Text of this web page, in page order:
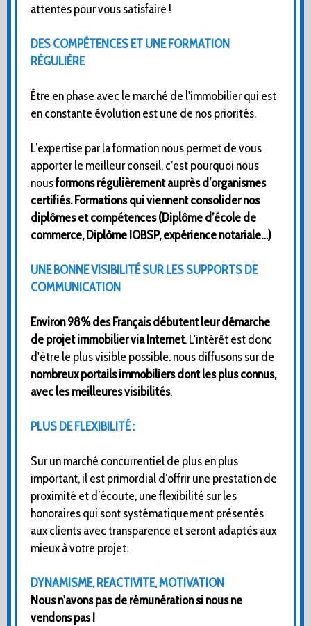
attentes pour vous satisfaire !
DES COMPÉTENCES ET UNE FORMATION
RÉGULIÈRE
Être en phase avec le marché de l'immobilier qui est
en constante évolution est une de nos priorités.
L’expertise par la formation nous permet de vous
apporter le meilleur conseil, c’est pourquoi nous
nousformons régulièrement auprès d’organismes
certifiés. Formations qui viennent consolider nos
diplômes et compétences (Diplôme d’école de
commerce, Diplôme IOBSP, expérience notariale…)
UNE BONNE VISIBILITÉ SUR LES SUPPORTS DE
COMMUNICATION
Environ 98% des Français débutent leur démarche
de projet immobilier via Internet. L'intérêt est donc
d'être le plus visible possible. nous diffusons sur de
nombreux portails immobiliers dont les plus connus,
avec les meilleures visibilités.
PLUS DE FLEXIBILITÉ :
Sur un marché concurrentiel de plus en plus
important, il est primordial d’offrir une prestation de
proximité et d’écoute, une flexibilité sur les
honoraires qui sont systématiquement présentés
aux clients avec transparence et seront adaptés aux
mieux à votre projet.
DYNAMISME, REACTIVITE, MOTIVATION
Nous n'avons pas de rémunération si nous ne
vendons pas !